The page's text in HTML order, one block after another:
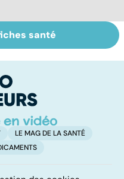
rhume, ça se
?
santé
LE MAG DE LA SANTÉ